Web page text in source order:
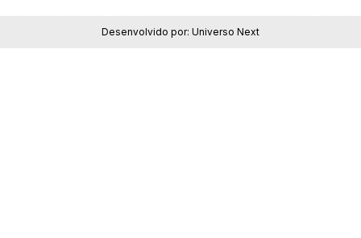
Desenvolvido por: Universo Next